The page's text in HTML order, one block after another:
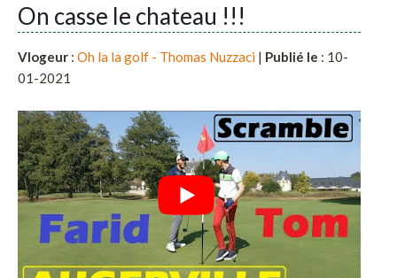
On casse le chateau !!!
Vlogeur : Oh la la golf - Thomas Nuzzaci | Publié le : 10-
01-2021